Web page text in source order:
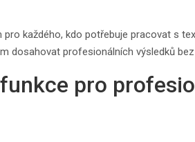
každého, kdo potřebuje pracovat s
dosahovat profesionálních výsledků
pro